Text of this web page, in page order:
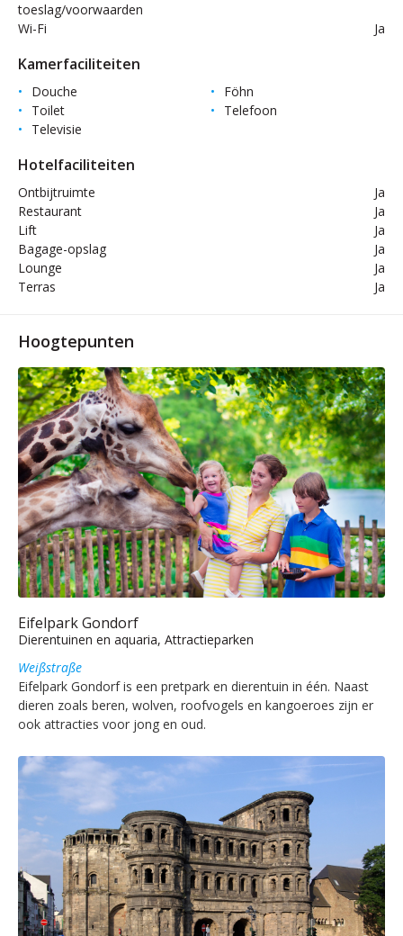
toeslag/voorwaarden
Wi-Fi
Ja
Kamerfaciliteiten
Douche
Föhn
Toilet
Telefoon
Televisie
Hotelfaciliteiten
Ontbijtruimte
Ja
Restaurant
Ja
Lift
Ja
Bagage-opslag
Ja
Lounge
Ja
Terras
Ja
Hoogtepunten
Eifelpark Gondorf
Dierentuinen en aquaria, Attractieparken
Weißstraße
Eifelpark Gondorf is een pretpark en dierentuin in één. Naast
dieren zoals beren, wolven, roofvogels en kangoeroes zijn er
ook attracties voor jong en oud.